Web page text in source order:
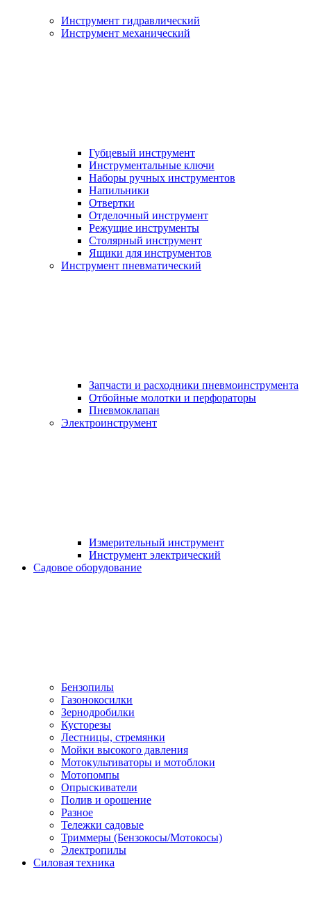
Инструмент гидравлический
Инструмент механический
Губцевый инструмент
Инструментальные ключи
Наборы ручных инструментов
Напильники
Отвертки
Отделочный инструмент
Режущие инструменты
Столярный инструмент
Ящики для инструментов
Инструмент пневматический
Запчасти и расходники пневмоинструмента
Отбойные молотки и перфораторы
Пневмоклапан
Электроинструмент
Измерительный инструмент
Инструмент электрический
Садовое оборудование
Бензопилы
Газонокосилки
Зернодробилки
Кусторезы
Лестницы, стремянки
Мойки высокого давления
Мотокультиваторы и мотоблоки
Мотопомпы
Опрыскиватели
Полив и орошение
Разное
Тележки садовые
Триммеры (Бензокосы/Мотокосы)
Электропилы
Силовая техника